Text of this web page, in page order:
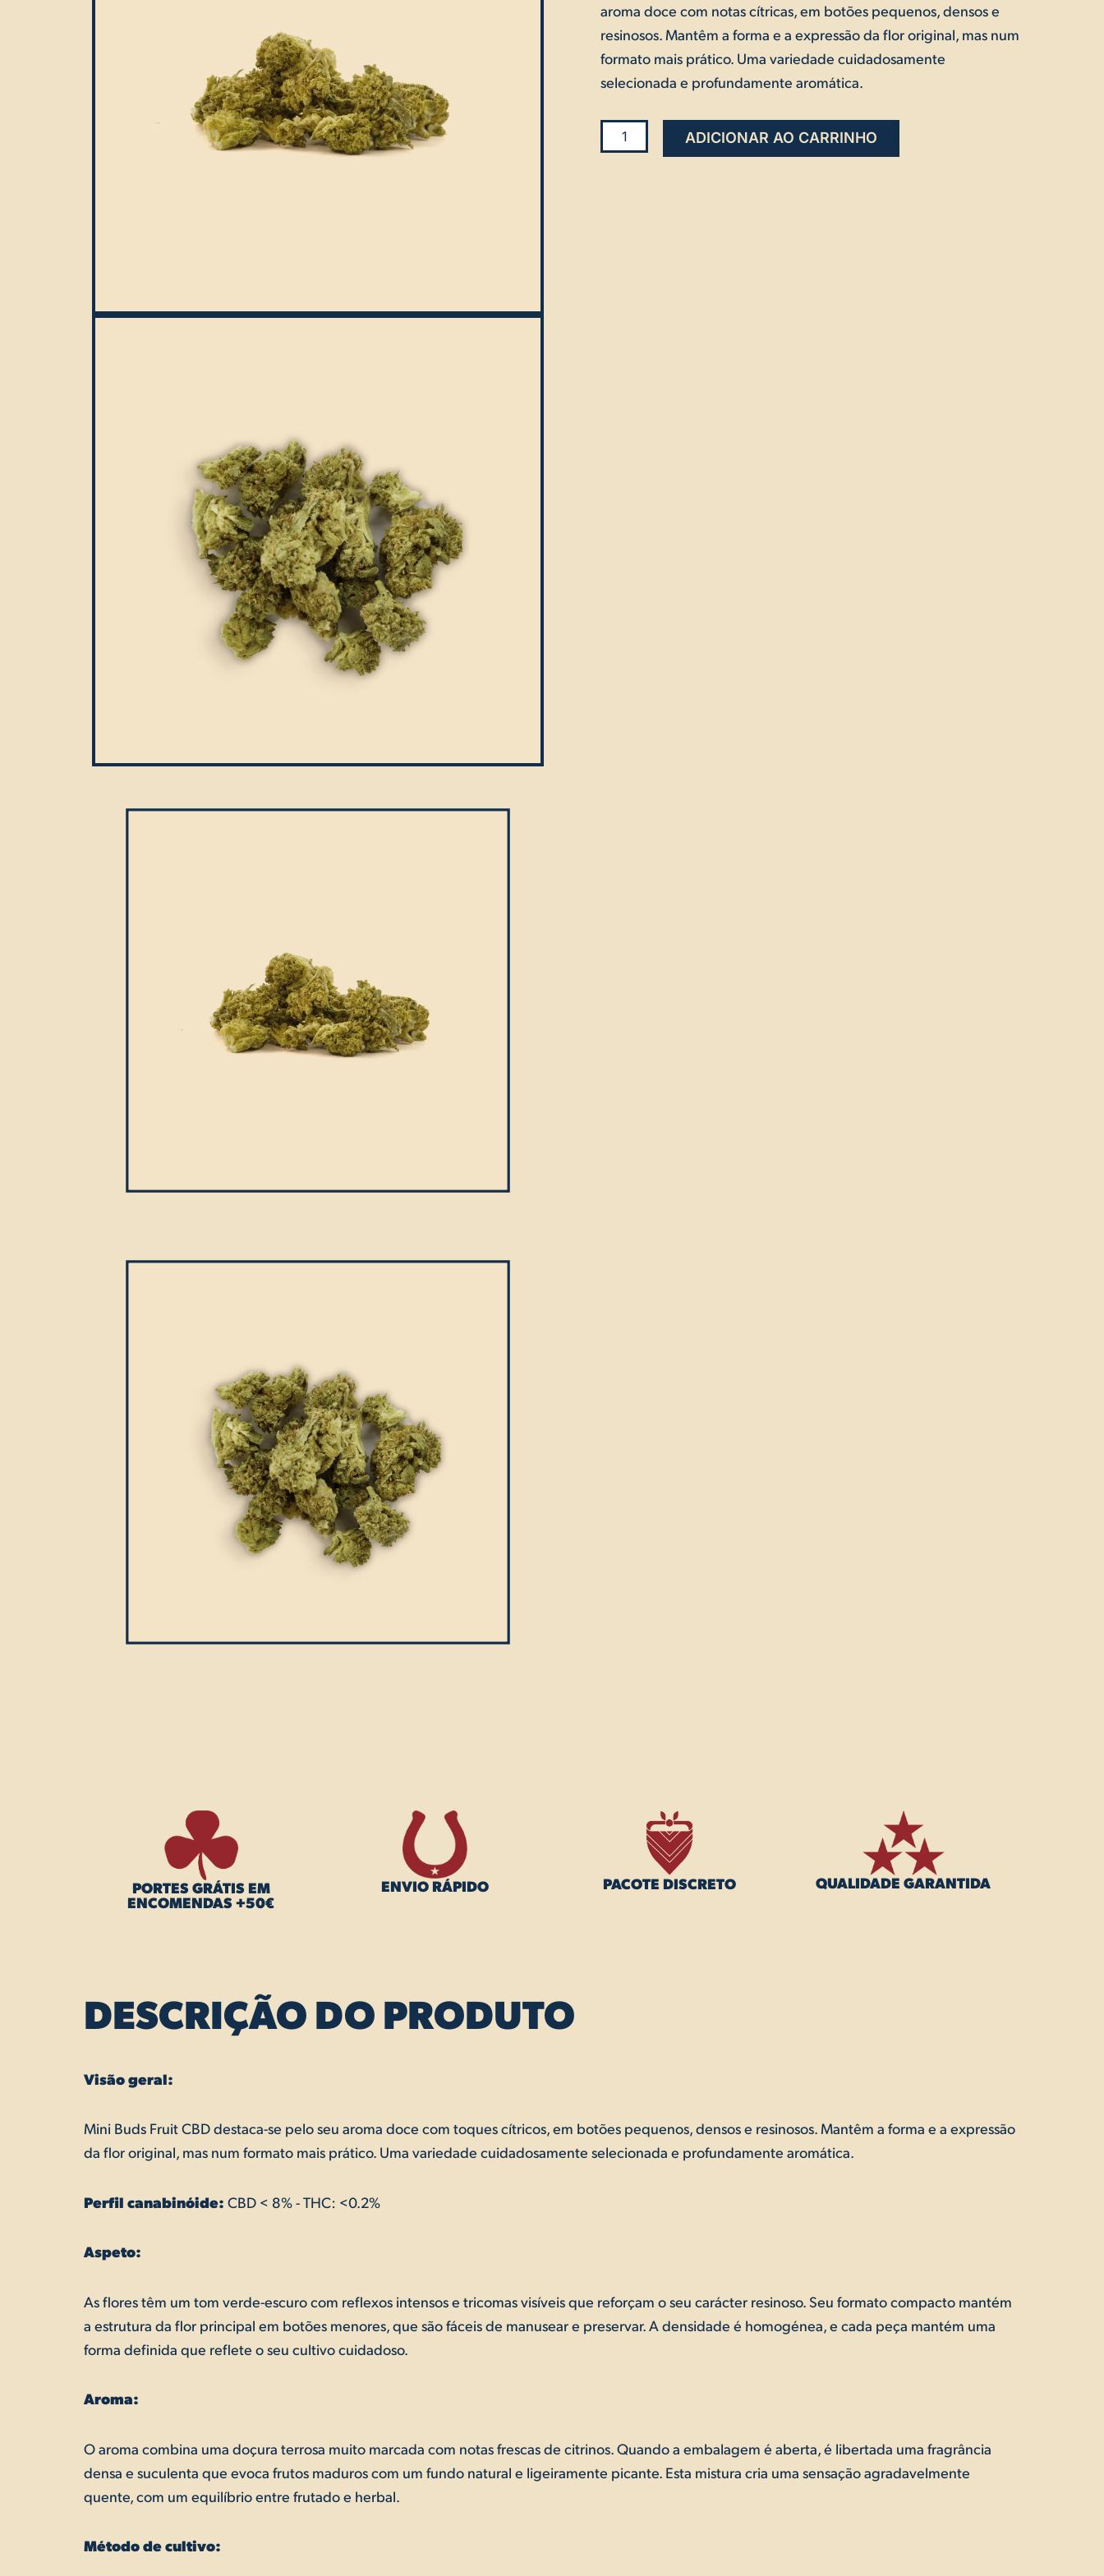
classificação
de cliente
aroma doce com notas cítricas, em botões pequenos, densos e
resinosos. Mantêm a forma e a expressão da flor original, mas num
formato mais prático. Uma variedade cuidadosamente
selecionada e profundamente aromática.
Quantidade
ADICIONAR
PORTES GRÁTIS EM
ENCOMENDAS +50€
ENVIO RÁPIDO PACOTE DISCRETO QUALIDADE GARANTIDA
DESCRIÇÃO DO PRODUTO
Visão geral:
Mini Buds Fruit CBD destaca-se pelo seu aroma doce com toques cítricos, em botões pequenos, densos e resinosos. Mantêm a forma e a expressão
da flor original, mas num formato mais prático. Uma variedade cuidadosamente selecionada e profundamente aromática.
Perfil canabinóide: CBD < 8% - THC: <0.2%
Aspeto:
As flores têm um tom verde-escuro com reflexos intensos e tricomas visíveis que reforçam o seu carácter resinoso. Seu formato compacto mantém
a estrutura da flor principal em botões menores, que são fáceis de manusear e preservar. A densidade é homogénea, e cada peça mantém uma
forma definida que reflete o seu cultivo cuidadoso.
Aroma:
O aroma combina uma doçura terrosa muito marcada com notas frescas de citrinos. Quando a embalagem é aberta, é libertada uma fragrância
densa e suculenta que evoca frutos maduros com um fundo natural e ligeiramente picante. Esta mistura cria uma sensação agradavelmente
quente, com um equilíbrio entre frutado e herbal.
Método de cultivo: